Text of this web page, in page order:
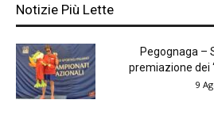
Notizie Più Lette
Pegognaga –
premiazione dei
9